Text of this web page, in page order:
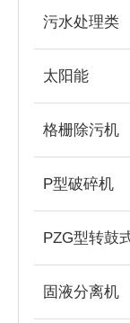
污水处理类
太阳能
格栅除污机
P型破碎机
固液分离机